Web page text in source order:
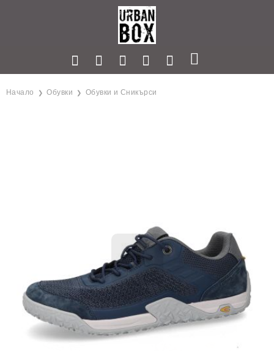
Начало Обувки Обувки и Сникърси